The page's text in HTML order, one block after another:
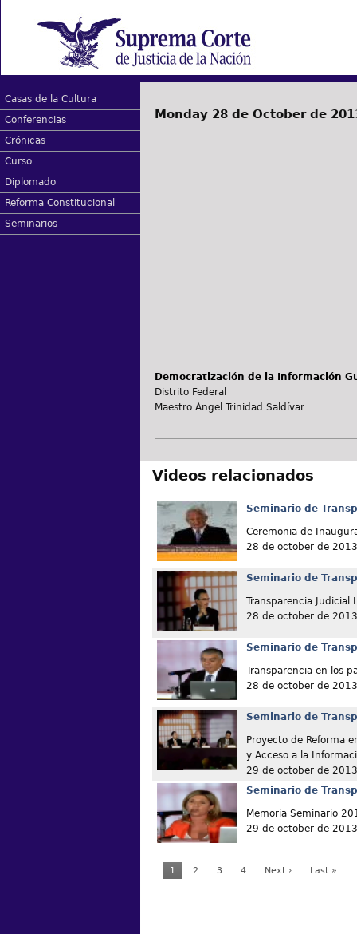
Casas de la Cultura
Conferencias
Crónicas
Curso
Diplomado
Reforma Constitucional
Seminarios
Monday 28 de October de
Democratización de la Información
Distrito Federal
Maestro Ángel Trinidad Saldívar
Videos relacionados
Seminario de
Ceremonia de
28 de october de 2013
Seminario de
Transparencia Judicial
28 de october de 2013
Seminario de
Transparencia en los
28 de october de 2013
Seminario de
Proyecto de Reforma
y Acceso a la
29 de october de 2013
Seminario de
Memoria Seminario
29 de october de 2013
1 2 3 4 Next › Last »